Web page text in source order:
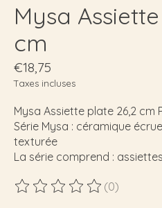
Mysa
cm
€18,75
Taxes incluses
Mysa Assiette plate 26,2 cm
Série Mysa : céramique
texturée
La série comprend :
Ce produit est évalué à
(0)